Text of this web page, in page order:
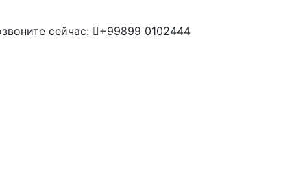
сейчас: +99899 0102444